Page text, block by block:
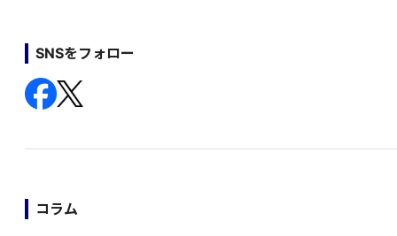
SNSをフォロー
コラム